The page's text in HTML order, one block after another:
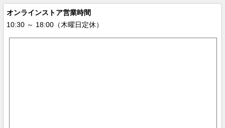
オンラインストア営業時間
10:30 ～ 18:00（木曜日定休）